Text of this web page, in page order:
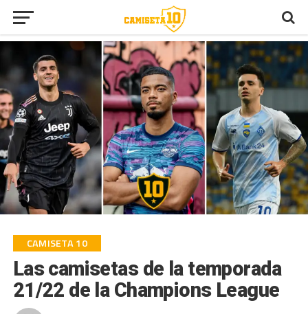
CAMISETA 10
Las camisetas de la temporada
21/22 de la Champions League